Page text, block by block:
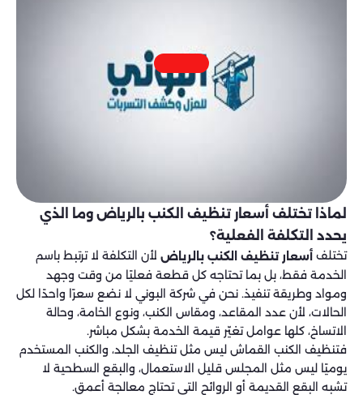
لماذا تختلف أسعار تنظيف الكنب بالرياض وما الذي
يحدد التكلفة الفعلية؟
تختلف أسعار تنظيف الكنب بالرياض لأن التكلفة لا ترتبط باسم
الخدمة فقط، بل بما تحتاجه كل قطعة فعليًا من وقت وجهد
ومواد وطريقة تنفيذ. نحن في شركة البوني لا نضع سعرًا واحدًا لكل
الحالات، لأن عدد المقاعد، ومقاس الكنب، ونوع الخامة، وحالة
الاتساخ، كلها عوامل تغيّر قيمة الخدمة بشكل مباشر.
فتنظيف الكنب القماش ليس مثل تنظيف الجلد، والكنب المستخدم
يوميًا ليس مثل المجلس قليل الاستعمال، والبقع السطحية لا
تشبه البقع القديمة أو الروائح التي تحتاج معالجة أعمق.